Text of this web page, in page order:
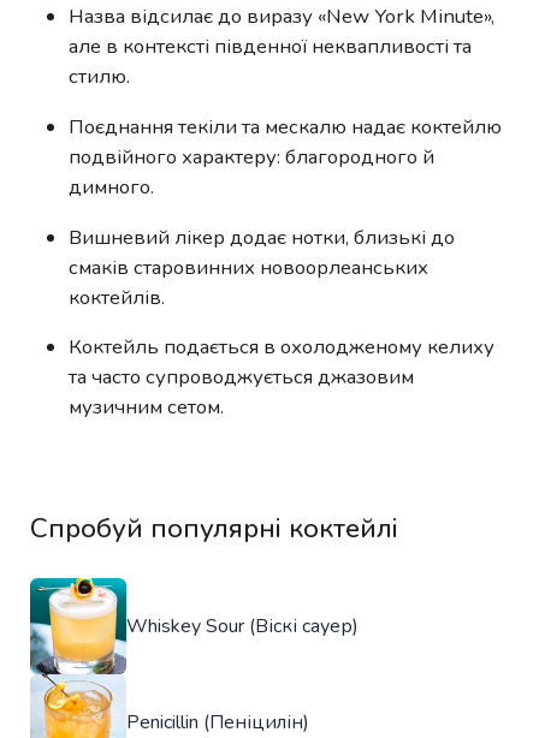
Назва відсилає до виразу «New York Minute»,
але в контексті південної неквапливості та
стилю.
Поєднання текіли та мескалю надає коктейлю
подвійного характеру: благородного й
димного.
Вишневий лікер додає нотки, близькі до
смаків старовинних новоорлеанських
коктейлів.
Коктейль подається в охолодженому келиху
та часто супроводжується джазовим
музичним сетом.
Спробуй популярні коктейлі
Whiskey Sour (Віскі сауер)
Penicillin (Пеніцилін)